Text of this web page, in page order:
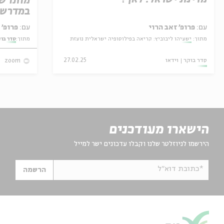
עם: פרופ' זאב הרוי
מתוך: ישעיהו ליבוביץ: קריאה בפילוסופיה ישראלית נועזת
סדר בוקר וידאו 27.02.25
עם: פרופ' אביגדור שנאן
מתוך:סדר
zoom
הישארו מעודכנים
הירשמו לניוזלטר שלנו וקבלו עדכונים ישר למייל
*כתובת דוא"ל הרשמה